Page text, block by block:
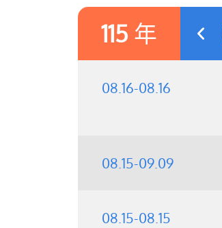
115 年
08.16-08.16
08.15-09.09
08.15-08.15